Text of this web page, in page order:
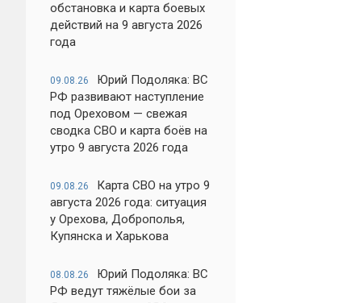
обстановка и карта боевых
действий на 9 августа 2026
года
09.08.26
Юрий Подоляка: ВС
РФ развивают наступление
под Ореховом — свежая
сводка СВО и карта боёв на
утро 9 августа 2026 года
09.08.26
Карта СВО на утро 9
августа 2026 года: ситуация
у Орехова, Доброполья,
Купянска и Харькова
08.08.26
Юрий Подоляка: ВС
РФ ведут тяжёлые бои за